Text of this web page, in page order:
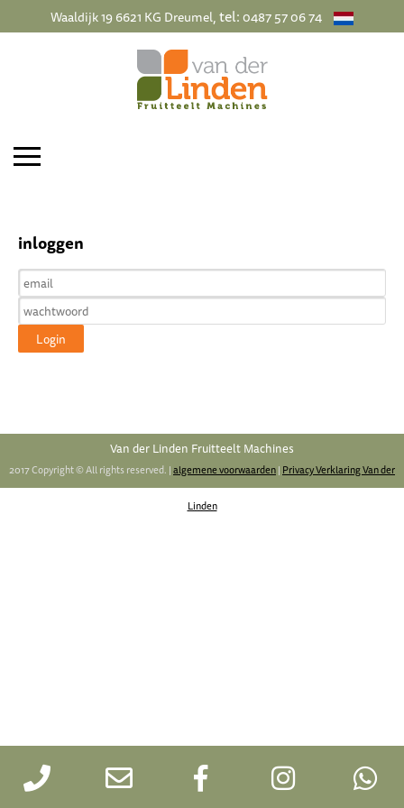
Waaldijk 19 6621 KG Dreumel, tel:0487 57 06 74
inloggen
Van der Linden Fruitteelt Machines
2017 Copyright © All rights reserved. |algemene voorwaarden| Privacy Verklaring Van der
Linden